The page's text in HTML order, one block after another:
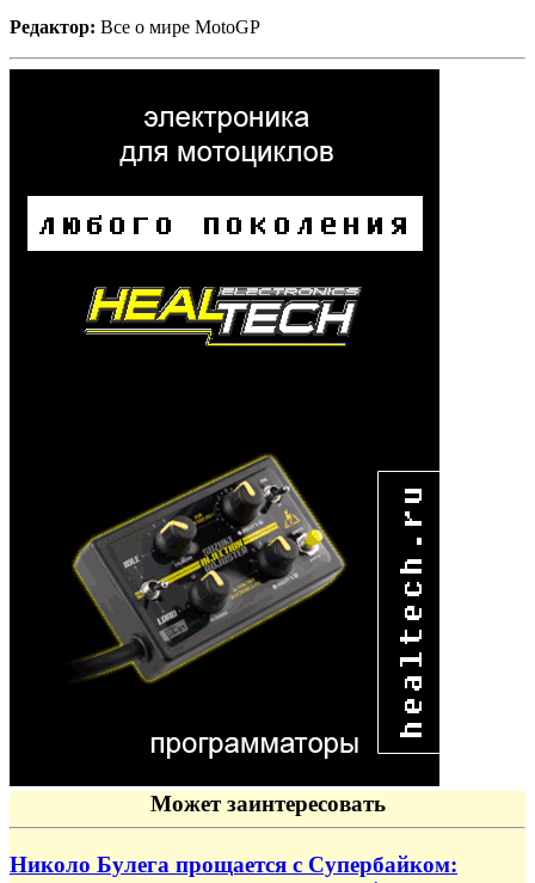
Редактор: Все о мире MotoGP
Может заинтересовать
Николо Булега прощается с Супербайком: